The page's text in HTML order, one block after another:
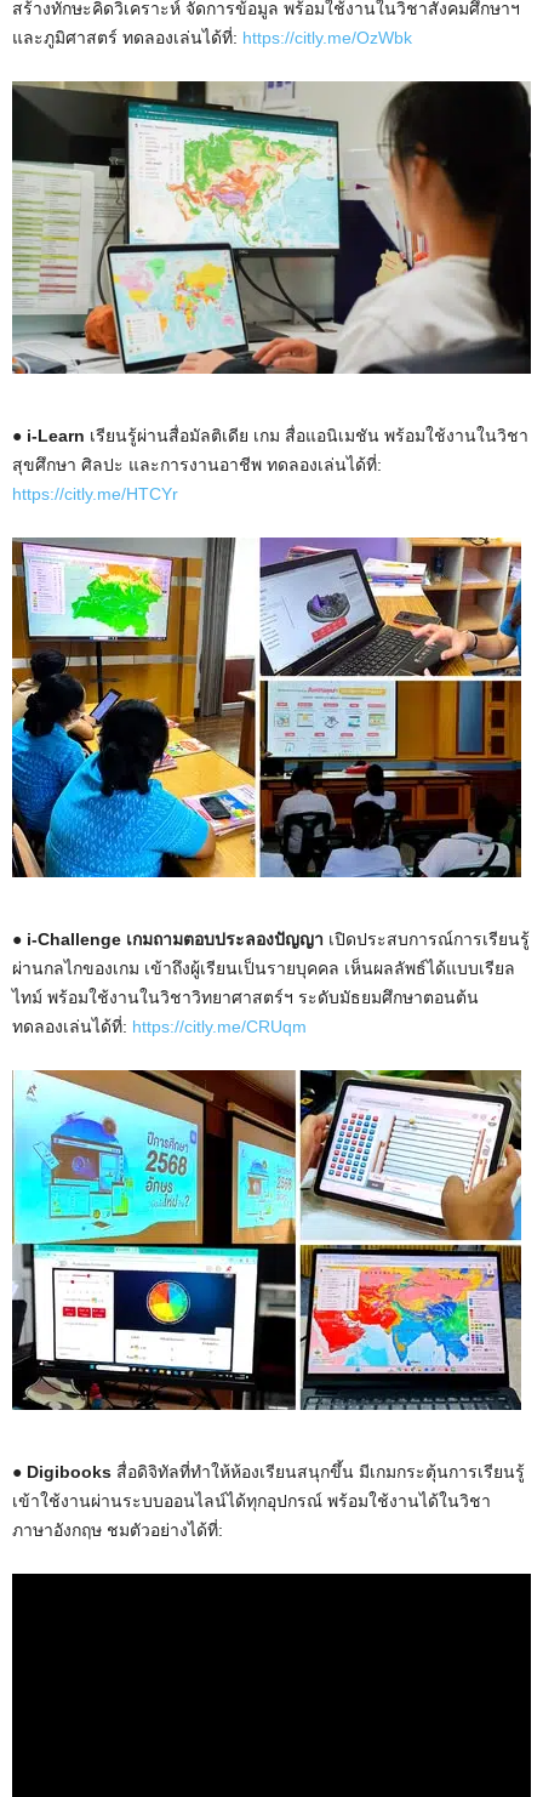
สร้างทักษะคิดวิเคราะห์ จัดการข้อมูล พร้อมใช้งานในวิชาสังคมศึกษาฯ
และภูมิศาสตร์ ทดลองเล่นได้ที่: https://citly.me/OzWbk
● i-Learn เรียนรู้ผ่านสื่อมัลติเดีย เกม สื่อแอนิเมชัน พร้อมใช้งานในวิชา
สุขศึกษา ศิลปะ และการงานอาชีพ ทดลองเล่นได้ที่:
https://citly.me/HTCYr
● i-Challenge เกมถามตอบประลองปัญญา เปิดประสบการณ์การเรียนรู้
ผ่านกลไกของเกม เข้าถึงผู้เรียนเป็นรายบุคคล เห็นผลลัพธ์ได้แบบเรียล
ไทม์ พร้อมใช้งานในวิชาวิทยาศาสตร์ฯ ระดับมัธยมศึกษาตอนต้น
ทดลองเล่นได้ที่: https://citly.me/CRUqm
● Digibooks สื่อดิจิทัลที่ทำให้ห้องเรียนสนุกขึ้น มีเกมกระตุ้นการเรียนรู้
เข้าใช้งานผ่านระบบออนไลน์ได้ทุกอุปกรณ์ พร้อมใช้งานได้ในวิชา
ภาษาอังกฤษ ชมตัวอย่างได้ที่: